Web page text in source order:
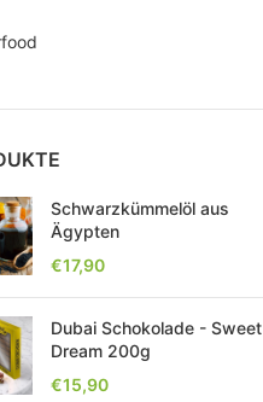
Schwarzkümmelöl aus
Ägypten
€17,90
Dubai Schokolade - Sweet
Dream 200g
€15,90